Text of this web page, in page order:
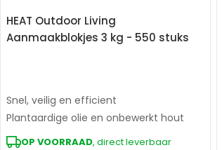
HEAT Outdoor Living
Aanmaakblokjes 3 kg - 550 stuks
Snel, veilig en efficient
Plantaardige olie en onbewerkt hout
OP VOORRAAD, direct leverbaar